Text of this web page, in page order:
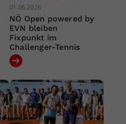
01.06.2026
NÖ Open powered by
EVN bleiben
Fixpunkt im
Challenger-Tennis